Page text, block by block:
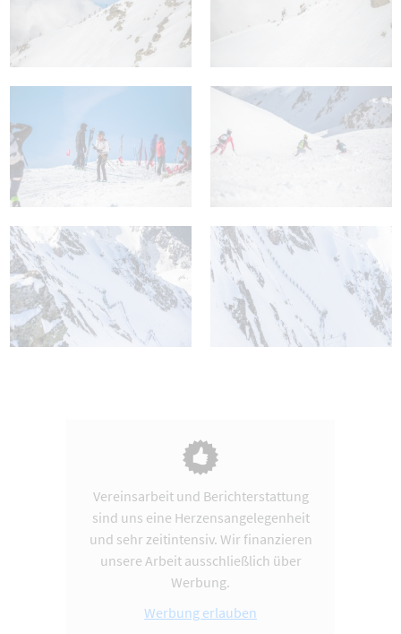
Vereinsarbeit und Berichterstattung
sind uns eine Herzensangelegenheit
und sehr zeitintensiv. Wir finanzieren
unsere Arbeit ausschließlich über
Werbung.
Werbung erlauben